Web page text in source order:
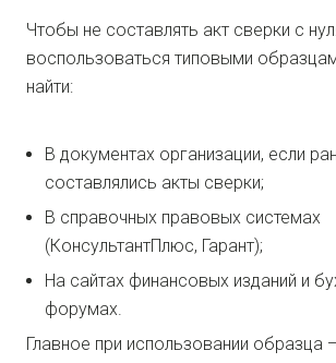
Чтобы не составлять акт сверки с
воспользоваться типовыми
найти:
В документах организации, если
составлялись акты сверки;
В справочных правовых системах
(КонсультантПлюс, Гарант);
На сайтах финансовых изданий и
форумах.
Главное при использовании образца